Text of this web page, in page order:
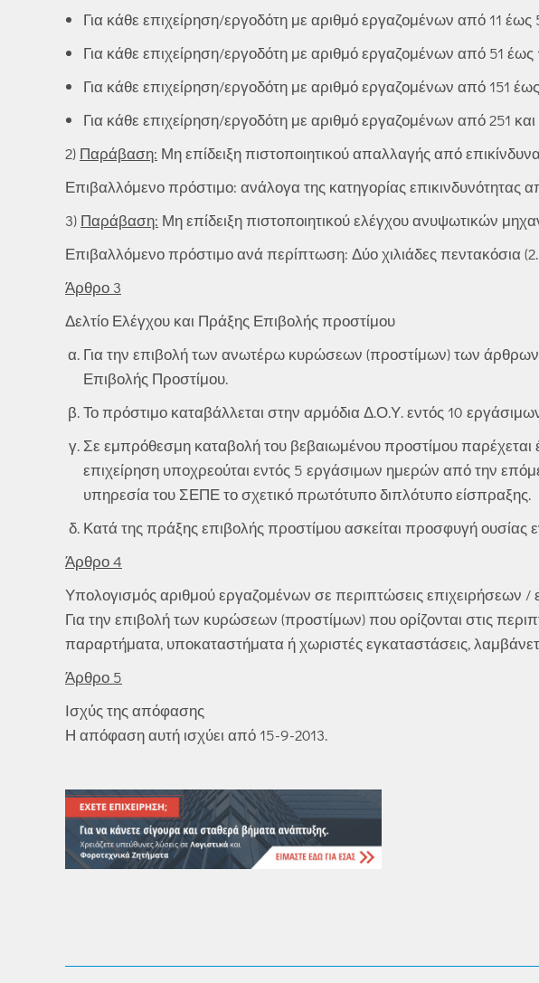
Για κάθε επιχείρηση/εργοδότη με αριθμό εργαζομένων από 11
Για κάθε επιχείρηση/εργοδότη με αριθμό εργαζομένων από 51
Για κάθε επιχείρηση/εργοδότη με αριθμό εργαζομένων από 151
Για κάθε επιχείρηση/εργοδότη με αριθμό εργαζομένων από 251
2) Παράβαση: Μη επίδειξη πιστοποιητικού απαλλαγής από
Επιβαλλόμενο πρόστιμο: ανάλογα της κατηγορίας επικινδυνότητας
3) Παράβαση: Μη επίδειξη πιστοποιητικού ελέγχου ανυψωτικών
Επιβαλλόμενο πρόστιμο ανά περίπτωση: Δύο χιλιάδες πεντακόσια
Άρθρο 3
Δελτίο Ελέγχου και Πράξης Επιβολής προστίμου
Για την επιβολή των ανωτέρω κυρώσεων (προστίμων) των άρθρων
Επιβολής Προστίμου.
Το πρόστιμο καταβάλλεται στην αρμόδια Δ.Ο.Υ. εντός 10
Σε εμπρόθεσμη καταβολή του βεβαιωμένου προστίμου
επιχείρηση υποχρεούται εντός 5 εργάσιμων ημερών από την
υπηρεσία του ΣΕΠΕ το σχετικό πρωτότυπο διπλότυπο είσπραξης.
Κατά της πράξης επιβολής προστίμου ασκείται προσφυγή ουσίας
Άρθρο 4
Υπολογισμός αριθμού εργαζομένων σε περιπτώσεις επιχειρήσεων
Για την επιβολή των κυρώσεων (προστίμων) που ορίζονται στις
παραρτήματα, υποκαταστήματα ή χωριστές εγκαταστάσεις,
Άρθρο 5
Ισχύς της απόφασης
Η απόφαση αυτή ισχύει από 15-9-2013.